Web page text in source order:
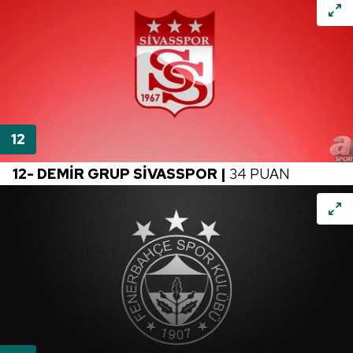
tıklayınız.
12- DEMİR GRUP SİVASSPOR | 34 PUAN